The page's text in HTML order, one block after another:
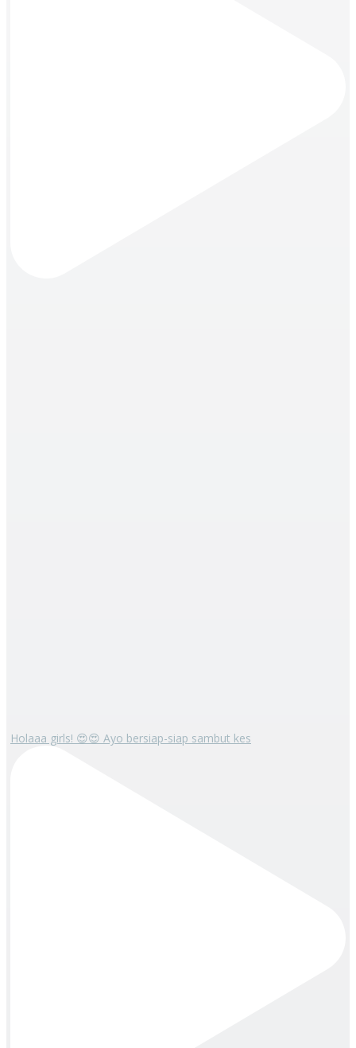
Holaaa girls! 😍😍 Ayo bersiap-siap sambut kes